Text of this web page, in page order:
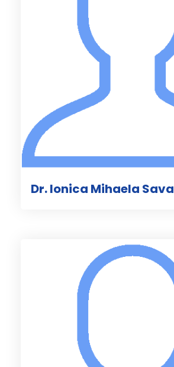
Dr. Ionica Mihaela Sava